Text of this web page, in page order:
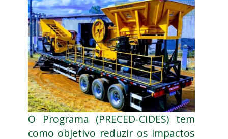
O Programa (PRECED-CIDES) tem
como objetivo reduzir os impactos